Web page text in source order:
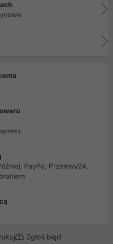
PayPo, Przelewy24,
Zgłoś błąd